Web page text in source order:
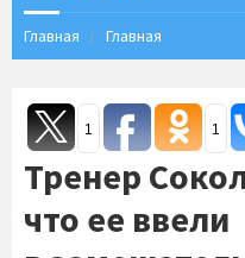
Главная Главная
1 1
Тренер
что ее ввели